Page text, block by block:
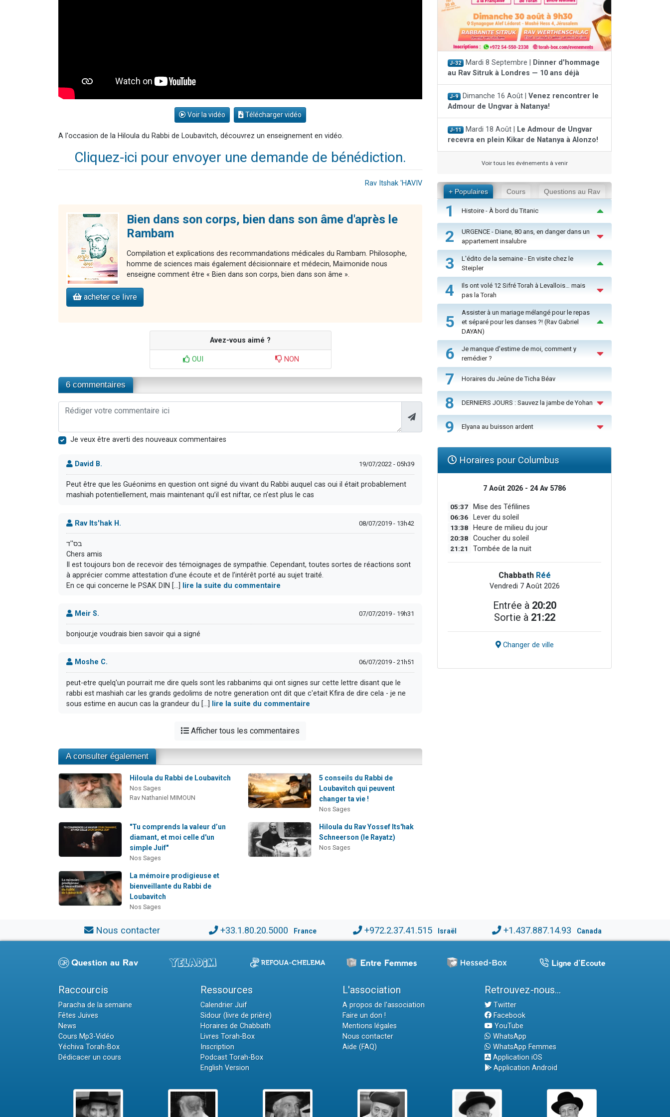
Voir la vidéo Télécharger vidéo
A l'occasion de la Hiloula du Rabbi de Loubavitch, découvrez un enseignement en vidéo.
Cliquez-ici pour envoyer une demande de bénédiction.
Rav Itshak 'HAVIV
Bien dans son corps, bien dans son âme d'après le
Rambam
Compilation et explications des recommandations médicales du Rambam. Philosophe,
homme de sciences mais également décisionnaire et médecin, Maïmonide nous
enseigne comment être « Bien dans son corps, bien dans son âme ».
acheter ce livre
Avez-vous aimé ?
OUI NON
6 commentaires
Je veux être averti des nouveaux commentaires
David B. 19/07/2022 - 05h39
Peut être que les Guéonims en question ont signé du vivant du Rabbi auquel cas oui il était probablement
mashiah potentiellement, mais maintenant qu’il est niftar, ce n’est plus le cas
Rav Its'hak H. 08/07/2019 - 13h42
בס''ד
Chers amis
Il est toujours bon de recevoir des témoignages de sympathie. Cependant, toutes sortes de réactions sont
à apprécier comme attestation d’une écoute et de l’intérêt porté au sujet traité.
En ce qui concerne le PSAK DIN [...]
lire la suite du commentaire
Meir S. 07/07/2019 - 19h31
bonjour,je voudrais bien savoir qui a signé
Moshe C. 06/07/2019 - 21h51
peut-etre quelq'un pourrait me dire quels sont les rabbanims qui ont signes sur cette lettre disant que le
rabbi est mashiah car les grands gedolims de notre generation ont dit que c'etait Kfira de dire cela - je ne
sous estime en aucun cas la grandeur du [...]
lire la suite du commentaire
Afficher tous les commentaires
A consulter également
Hiloula du Rabbi de Loubavitch
Nos Sages
Rav Nathaniel MIMOUN
5 conseils du Rabbi de
Loubavitch qui peuvent
changer ta vie !
Nos Sages
"Tu comprends la valeur d’un
diamant, et moi celle d'un
simple Juif"
Nos Sages
Hiloula du Rav Yossef Its'hak
Schneerson (le Rayatz)
Nos Sages
La mémoire prodigieuse et
bienveillante du Rabbi de
Loubavitch
Nos Sages
J-32 Mardi 8 Septembre |
Dinner d'hommage
au Rav Sitruk à Londres — 10 ans déjà
J-9 Dimanche 16 Août | Venez rencontrer le
Admour de Ungvar à Natanya!
J-11 Mardi 18 Août |
Le Admour de Ungvar
recevra en plein Kikar de Natanya à Alonzo!
Voir tous les événements à venir
+ Populaires Cours Questions au Rav
1 Histoire - À bord du Titanic
2
URGENCE - Diane, 80 ans, en danger dans un
appartement insalubre
3
L'édito de la semaine - En visite chez le
Steipler
4
Ils ont volé 12 Sifré Torah à Levallois… mais
pas la Torah
5
Assister à un mariage mélangé pour le repas
et séparé pour les danses ?! (Rav Gabriel
DAYAN)
6
Je manque d'estime de moi, comment y
remédier ?
7 Horaires du Jeûne de Ticha Béav
8 DERNIERS JOURS : Sauvez la jambe de Yohan
9 Elyana au buisson ardent
Horaires pour Columbus
7 Août 2026 - 24 Av 5786
05:37 Mise des Téfilines
06:36 Lever du soleil
13:38 Heure de milieu du jour
20:38 Coucher du soleil
21:21 Tombée de la nuit
Chabbath Réé
Vendredi 7 Août 2026
Entrée à 20:20
Sortie à 21:22
Changer de ville
Nous contacter +33.1.80.20.5000 France +972.2.37.41.515 Israël +1.437.887.14.93 Canada
Raccourcis
Paracha de la semaine
Fêtes Juives
News
Cours Mp3-Vidéo
Yéchiva Torah-Box
Dédicacer un cours
Ressources
Calendrier Juif
Sidour (livre de prière)
Horaires de Chabbath
Livres Torah-Box
Inscription
Podcast Torah-Box
English Version
L'association
A propos de l'association
Faire un don !
Mentions légales
Nous contacter
Aide (FAQ)
Retrouvez-nous...
Twitter
Facebook
YouTube
WhatsApp
WhatsApp Femmes
Application iOS
Application Android